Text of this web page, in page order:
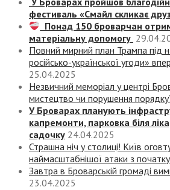
фестиваль «Смайл скликає
Понад 150 броварчан
матеріальну допомогу
Повний мирний план Трампа під
російсько-української угоди»
25.04.2025
Незвичний меморіал у центрі
мистецтво чи порушення
У Броварах планують
капремонти, парковка біля
садочку 24.04.2025
Страшна ніч у столиці! Київ
наймасштабнішої атаки з
Завтра в Броварській громаді
23.04.2025